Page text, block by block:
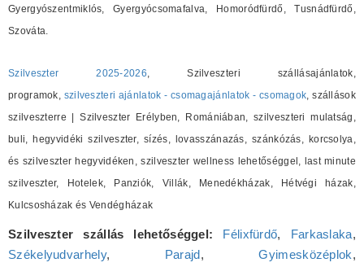
Gyergyószentmiklós, Gyergyócsomafalva, Homoródfürdő, Tusnádfürdő,
Szováta.
Szilveszter 2025-2026, Szilveszteri szállásajánlatok,
programok, szilveszteri ajánlatok - csomagajánlatok - csomagok, szállások
szilveszterre | Szilveszter Erélyben, Romániában, szilveszteri mulatság,
buli, hegyvidéki szilveszter, sízés, lovasszánazás, szánkózás, korcsolya,
és szilveszter hegyvidéken, szilveszter wellness lehetőséggel, last minute
szilveszter, Hotelek, Panziók, Villák, Menedékházak, Hétvégi házak,
Kulcsosházak és Vendégházak
Szilveszter szállás lehetőséggel: Félixfürdő, Farkaslaka,
Székelyudvarhely, Parajd,Gyimesközéplok,